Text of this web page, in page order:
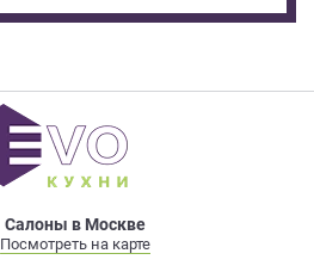
Салоны в Москве
Посмотреть на карте